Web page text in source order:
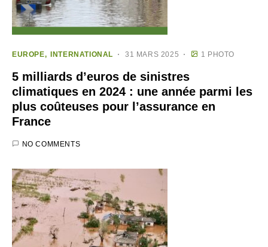
EUROPE INTERNATIONAL 31 MARS 2025 1 PHOTO
5 milliards d’euros de sinistres
climatiques en 2024 : une année parmi les
plus coûteuses pour l’assurance en
France
NO COMMENTS